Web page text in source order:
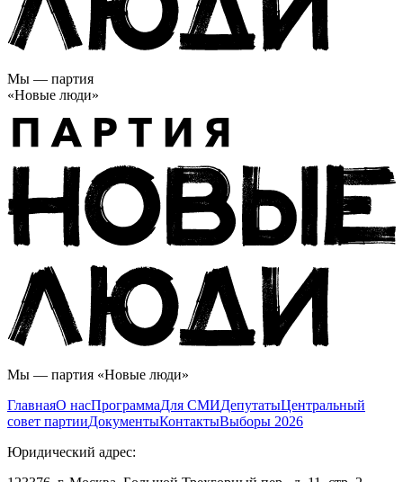
Мы — партия
«Новые люди»
Мы — партия «Новые люди»
ГлавнаяО насПрограммаДля СМИДeпутатыЦентральный
совет партииДокументыКонтактыВыборы 2026
Юридический адрес: